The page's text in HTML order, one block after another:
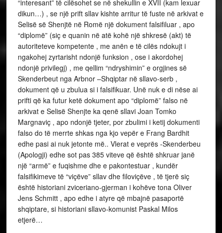
“interesant” të cilësohet se në shekullin e XVII (kam lexuar
dikun…) , se një prift sllav kishte arritur të fuste në arkivat e
Selisë së Shenjtë në Romë një dokument falsifiluar , apo
“diplomë” (siç e quanin në atë kohë një shkresë (akt) të
autoriteteve kompetente , me anën e të cilës ndokujt i
ngakohej zyrtarisht ndonjë funksion , ose i akordohej
ndonjë privilegj) , me qellim “ndryshimin” e orgjines së
Skenderbeut nga Arbnor –Shqiptar në sllavo-serb ,
dokument që u zbulua si i falsifikuar. Unë nuk e di nëse ai
prifti që ka futur ketë dokument apo “diplomë” falso në
arkivat e Selisë Shenjte ka qenë sllavi Joan Tomko
Margnaviç , apo ndonjë tjeter, por zbulimi i ketij dokumenti
falso do të merrte shkas nga kjo vepër e Frang Bardhit
edhe pasi ai nuk jetonte më.. Vlerat e veprës -Skenderbeu
(Apologji) edhe sot pas 385 viteve që është shkruar janë
një “armë” e fuqishme dhe e pakontestuar , kundër
falsifikimeve të “viçëve” sllav dhe filoviçëve , të tjerë siç
është historiani zviceriano-gjerman i kohëve tona Oliver
Jens Schmitt , apo edhe i atyre që mbajnë pasaportë
shqiptare, si historiani sllavo-komunist Paskal Milos
etjerë…